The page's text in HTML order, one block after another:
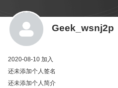
Geek_wsnj2p
2020-08-10 加入
还未添加个人签名
还未添加个人简介